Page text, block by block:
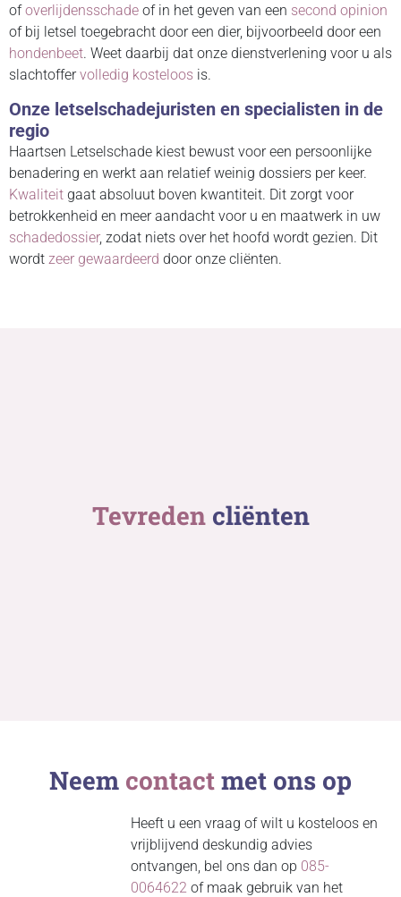
ofoverlijdensschade of in het geven van een second opinion
of bij letsel toegebracht door een dier, bijvoorbeeld door een
hondenbeet. Weet daarbij dat onze dienstverlening voor u als
slachtoffervolledig kosteloos is.
Onze letselschadejuristen en specialisten in de
regio
Haartsen Letselschade kiest bewust voor een persoonlijke
benadering en werkt aan relatief weinig dossiers per keer.
Kwaliteit gaat absoluut boven kwantiteit. Dit zorgt voor
betrokkenheid en meer aandacht voor u en maatwerk in uw
schadedossier, zodat niets over het hoofd wordt gezien. Dit
wordt zeer gewaardeerd door onze cliënten.
Tevredencliënten
Neem contactmet ons op
Heeft u een vraag of wilt u kosteloos en
vrijblijvend deskundig advies
ontvangen, bel ons dan op 085-
0064622 of maak gebruik van het